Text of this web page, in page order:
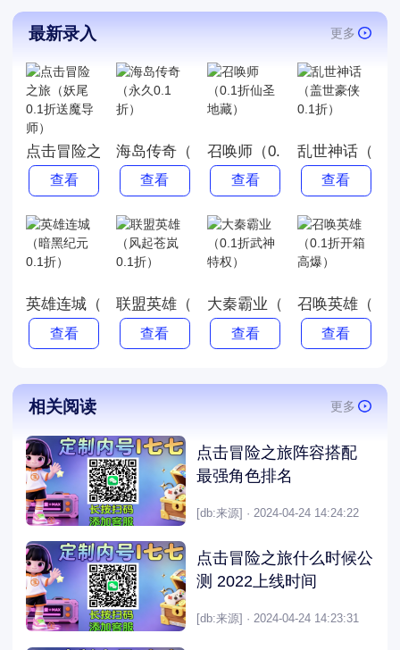
最新录入 更多
点击冒险之旅（妖尾0.1折送魔导师）
查看
海岛传奇（永久0.1折）
查看
召唤师（0.1折仙圣地藏）
查看
乱世神话（盖
查看
英雄连城（暗黑纪元0.1折）
查看
联盟英雄（风起苍岚0.1折）
查看
大秦霸业（0.1折武神特权）
查看
召唤英雄（0.1
查看
相关阅读 更多
点击冒险之旅阵容搭配
最强角色排名
[db:来源] · 2024-04-24 14:24:22
点击冒险之旅什么时候公
测 2022上线时间
[db:来源] · 2024-04-24 14:23:31